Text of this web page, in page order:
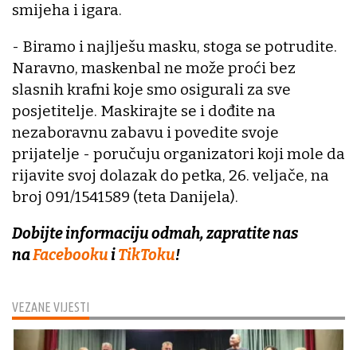
VEZANE VIJESTI
smijeha i igara.
- Biramo i najlješu masku, stoga se potrudite.
Naravno, maskenbal ne može proći bez
slasnih krafni koje smo osigurali za sve
posjetitelje. Maskirajte se i dođite na
nezaboravnu zabavu i povedite svoje
prijatelje - poručuju organizatori koji mole da
rijavite svoj dolazak do petka, 26. veljače, na
broj 091/1541589 (teta Danijela).
Dobijte informaciju odmah, zapratite nas
naFacebookuiTikToku!